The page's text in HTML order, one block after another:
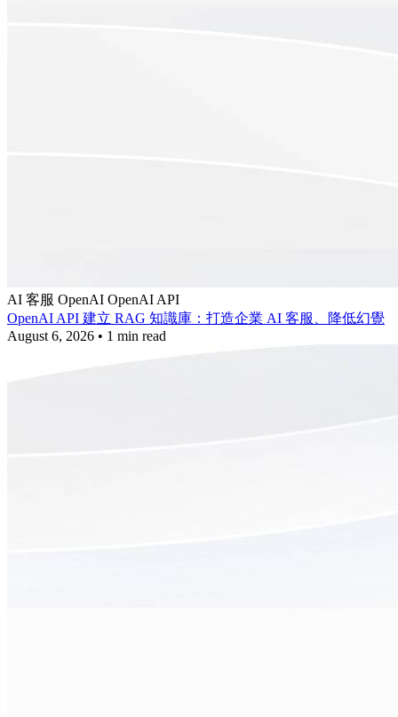
AI 客服 OpenAI OpenAI API
OpenAI API 建立 RAG 知識庫：打造企業 AI 客服、降低幻覺
August 6, 2026 • 1 min read